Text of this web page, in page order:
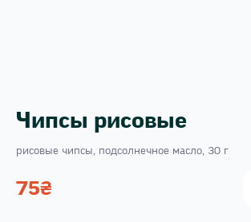
Чипсы рисовые
рисовые чипсы, подсолнечное масло, 30 г
75₴